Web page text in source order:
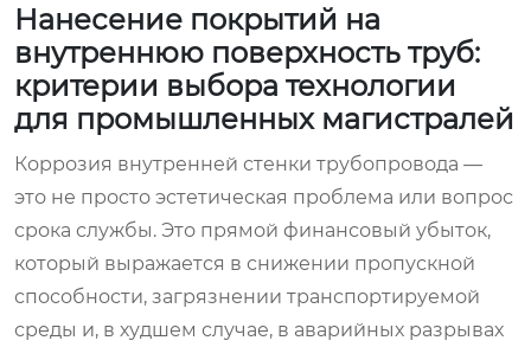
Нанесение покрытий на
внутреннюю поверхность труб:
критерии выбора технологии
для промышленных магистралей
Коррозия внутренней стенки трубопровода —
это не просто эстетическая проблема или вопрос
срока службы. Это прямой финансовый убыток,
который выражается в снижении пропускной
способности, загрязнении транспортируемой
среды и, в худшем случае, в аварийных разрывах